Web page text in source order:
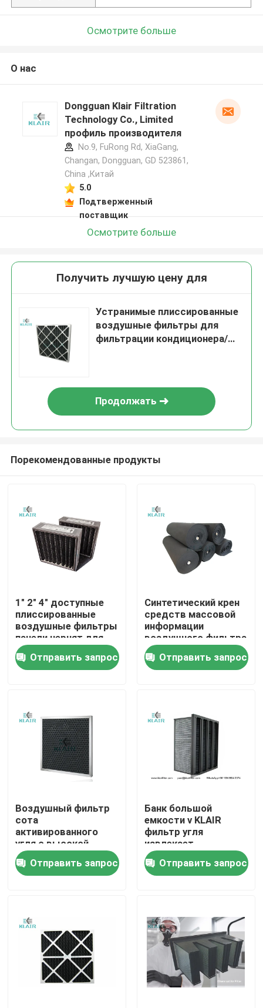
Дом
О нас
Путешествие фабрики
Проверка качества
Свяжитесь мы
воздушные фильтры мешка
Воздушные фильтры HVAC
Осмотрите больше
О нас
Dongguan Klair Filtration
Technology Co., Limited
профиль производителя
No.9, FuRong Rd, XiaGang,
Changan, Dongguan, GD 523861,
China ,Китай
5.0
Подтверженный
поставщик
Осмотрите больше
Получить лучшую цену для
Устранимые плиссированные
воздушные фильтры для
фильтрации кондиционера/
Продолжать
Порекомендованные продукты
1" 2" 4" доступные
плиссированные
воздушные фильтры
панели чернят для
фильтрации запаха/
газаОтправить запрос
Синтетический крен
средств массовой
информации
воздушного фильтра
активированного
угля для системы
вентиляции
Отправить запрос
Воздушный фильтр
сота
активированного
угля с высокой
абсорбцией
коксобензола запаха
Отправить запрос
Банк большой
емкости v KLAIR
фильтр угля
извлекает
органические газы
VOCsОтправить запрос